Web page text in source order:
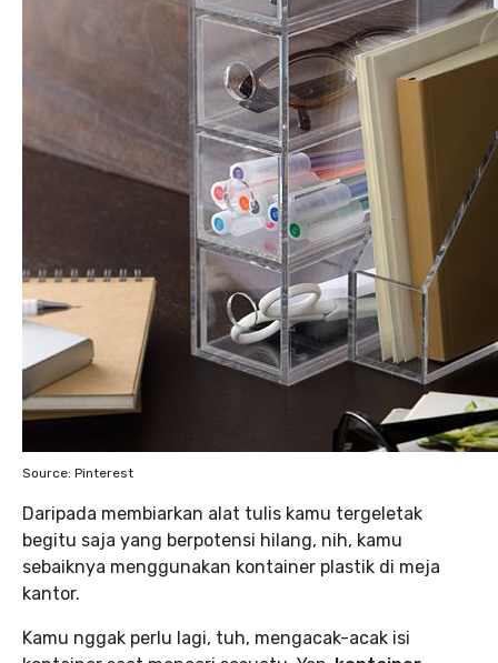
Source: Pinterest
Daripada membiarkan alat tulis kamu tergeletak
begitu saja yang berpotensi hilang, nih, kamu
sebaiknya menggunakan kontainer plastik di meja
kantor.
Kamu nggak perlu lagi, tuh, mengacak-acak isi